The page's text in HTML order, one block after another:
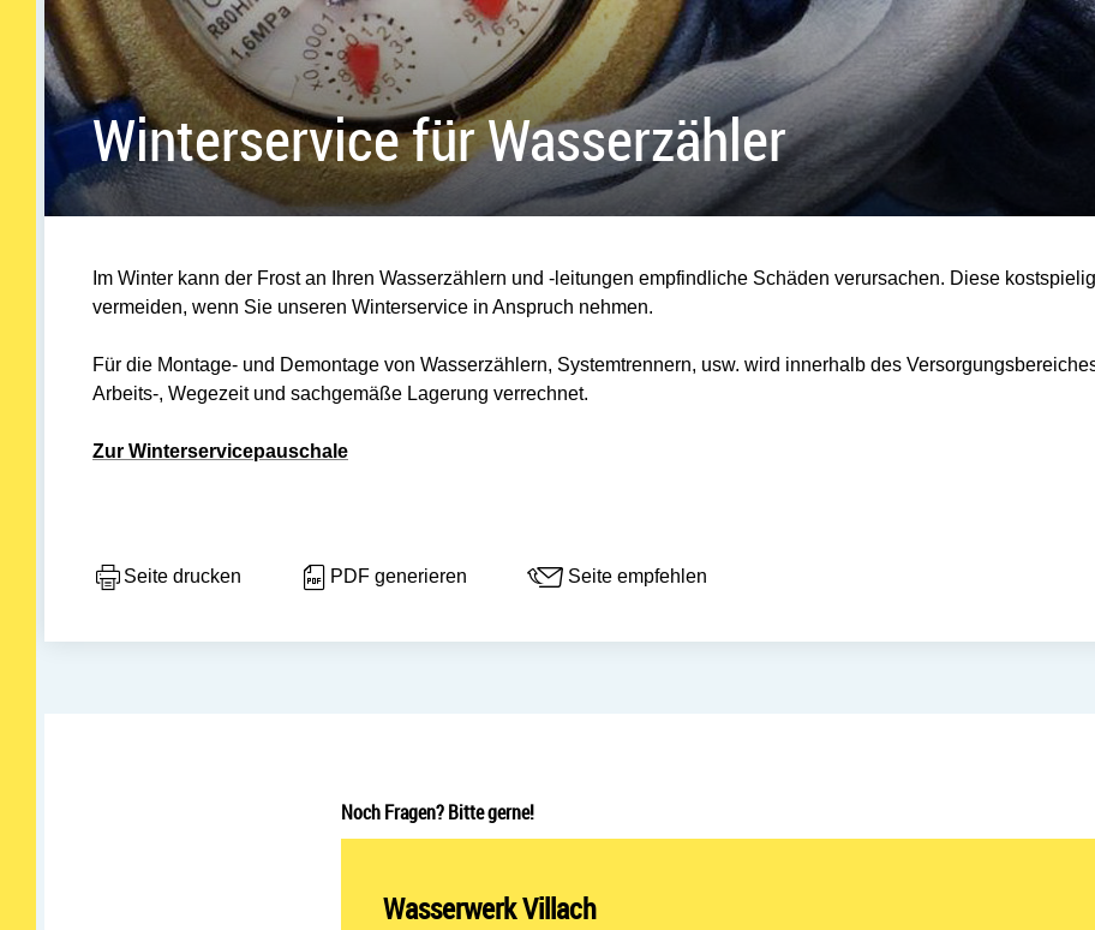
Winterservice für Wasserzähler
Im Winter kann der Frost an Ihren Wasserzählern und -leitungen empfindliche Schäden verursachen. Diese
vermeiden, wenn Sie unseren Winterservice in Anspruch nehmen.
Für die Montage- und Demontage von Wasserzählern, Systemtrennern, usw. wird innerhalb des
Arbeits-, Wegezeit und sachgemäße Lagerung verrechnet.
Zur Winterservicepauschale
Seite drucken PDF generieren Seite empfehlen
Noch Fragen? Bitte gerne!
Abteilung öffnen:
Wasserwerk Villach